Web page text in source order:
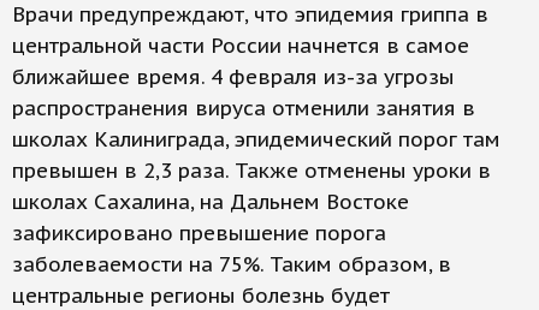
Врачи предупреждают, что эпидемия гриппа в
центральной части России начнется в самое
ближайшее время. 4 февраля из-за угрозы
распространения вируса отменили занятия в
школах Калиниграда, эпидемический порог там
превышен в 2,3 раза. Также отменены уроки в
школах Сахалина, на Дальнем Востоке
зафиксировано превышение порога
заболеваемости на 75%. Таким образом, в
центральные регионы болезнь будет